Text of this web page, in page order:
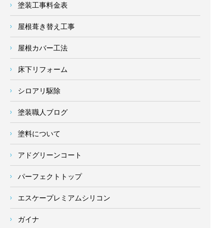
塗装工事料金表
屋根葺き替え工事
屋根カバー工法
床下リフォーム
シロアリ駆除
塗装職人ブログ
塗料について
アドグリーンコート
パーフェクトトップ
エスケープレミアムシリコン
ガイナ